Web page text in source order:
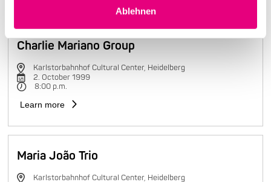
Ablehnen
Charlie Mariano Group
Karlstorbahnhof Cultural Center, Heidelberg
2. October 1999
8:00 p.m.
Learn more
Maria João Trio
Karlstorbahnhof Cultural Center, Heidelberg